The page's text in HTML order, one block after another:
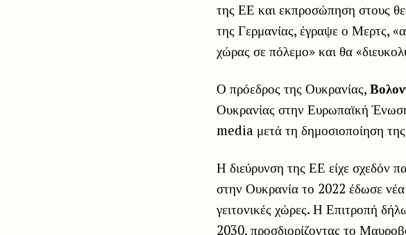
της ΕΕ και εκπροσώπηση στους
της Γερμανίας, έγραψε ο Μερτς,
χώρας σε πόλεμο» και θα
Ο πρόεδρος της Ουκρανίας,
Ουκρανίας στην Ευρωπαϊκή
media μετά τη δημοσιοποίηση
Η διεύρυνση της ΕΕ είχε σχεδόν
στην Ουκρανία το 2022 έδωσε νέα
γειτονικές χώρες. Η Επιτροπή
2030, προσδιορίζοντας το